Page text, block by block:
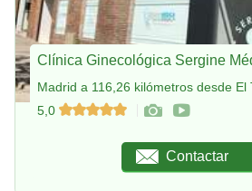
Clínica Ginecológica Sergine
Madrid a 116,26 kilómetros desde El
5,0
Contactar